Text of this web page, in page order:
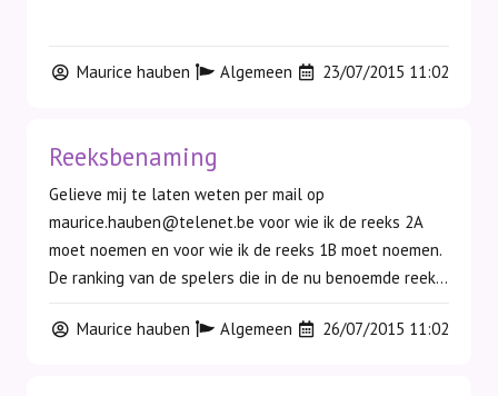
Maurice hauben Algemeen 23/07/2015 11:02
Reeksbenaming
Gelieve mij te laten weten per mail op
maurice.hauben@telenet.be voor wie ik de reeks 2A
moet noemen en voor wie ik de reeks 1B moet noemen.
De ranking van de spelers die in de nu benoemde reek...
Maurice hauben Algemeen 26/07/2015 11:02